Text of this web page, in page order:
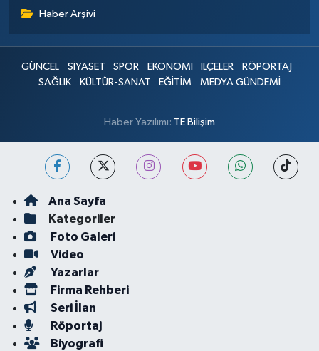
Haber Arşivi
GÜNCEL SİYASET SPOR EKONOMİ İLÇELER
RÖPORTAJ
SAĞLIK
KÜLTÜR-SANAT EĞİTİM MEDYA GÜNDEMİ
Haber Yazılımı: TE Bilişim
Ana Sayfa
Kategoriler
Foto Galeri
Video
Yazarlar
Firma Rehberi
Seri İlan
Röportaj
Biyografi